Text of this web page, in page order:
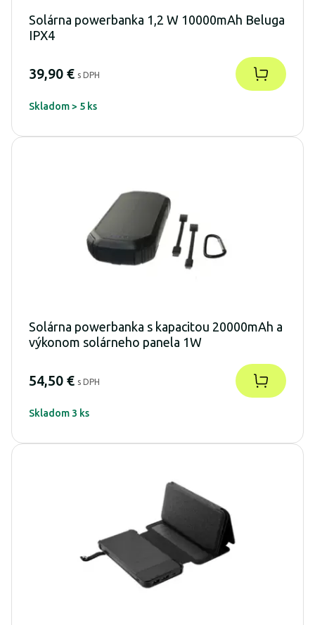
Solárna powerbanka 1,2 W 10000mAh Beluga
IPX4
39,90 € s DPH
Skladom > 5 ks
Solárna powerbanka s kapacitou 20000mAh a
výkonom solárneho panela 1W
54,50 € s DPH
Skladom 3 ks